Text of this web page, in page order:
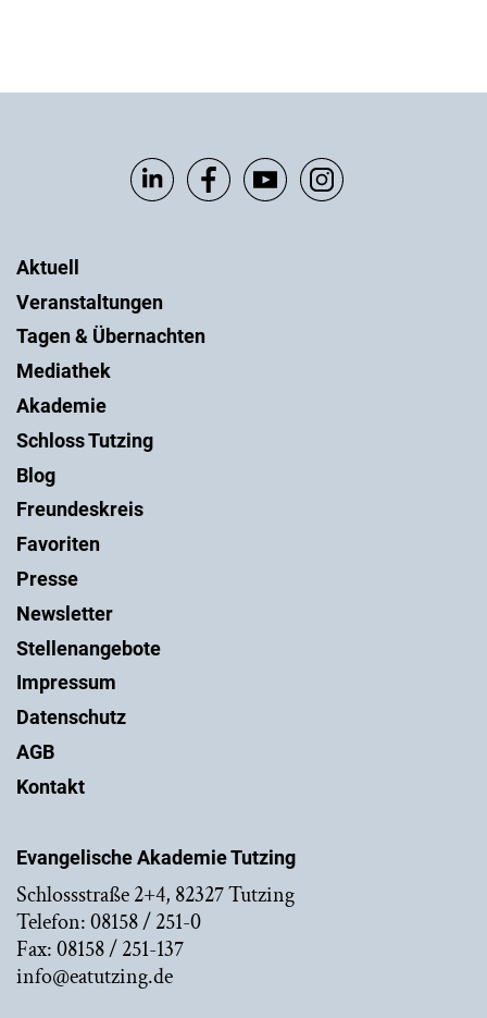
Evangelische Akademie Tutzing
Schlossstraße 2+4, 82327 Tutzing
Telefon: 08158 / 251-0
Fax: 08158 / 251-137
info@eatutzing.de
Aktuell
Veranstaltungen
Tagen & Übernachten
Mediathek
Akademie
Schloss Tutzing
Blog
Freundeskreis
Favoriten
Presse
Newsletter
Stellenangebote
Impressum
Datenschutz
AGB
Kontakt